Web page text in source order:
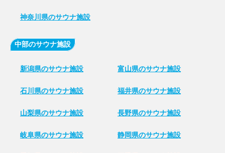
神奈川県のサウナ施設
中部のサウナ施設
新潟県のサウナ施設 富山県のサウナ施設
石川県のサウナ施設 福井県のサウナ施設
山梨県のサウナ施設 長野県のサウナ施設
岐阜県のサウナ施設 静岡県のサウナ施設